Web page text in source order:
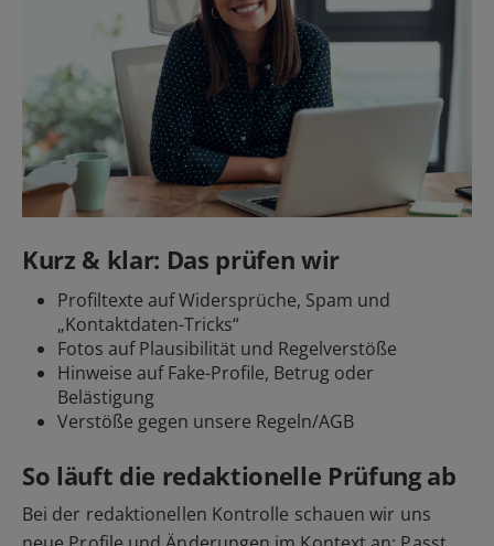
Kurz & klar: Das prüfen wir
Profiltexte auf Widersprüche, Spam und
„Kontaktdaten-Tricks“
Fotos auf Plausibilität und Regelverstöße
Hinweise auf Fake-Profile, Betrug oder
Belästigung
Verstöße gegen unsere Regeln/AGB
So läuft die redaktionelle Prüfung ab
Bei der redaktionellen Kontrolle schauen wir uns